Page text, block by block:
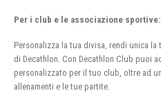
Per i club e le associazione sportive:
Personalizza la tua divisa, rendi unica
di Decathlon. Con Decathlon Club puoi
personalizzato per il tuo club, oltre ad
allenamenti e le tue partite.